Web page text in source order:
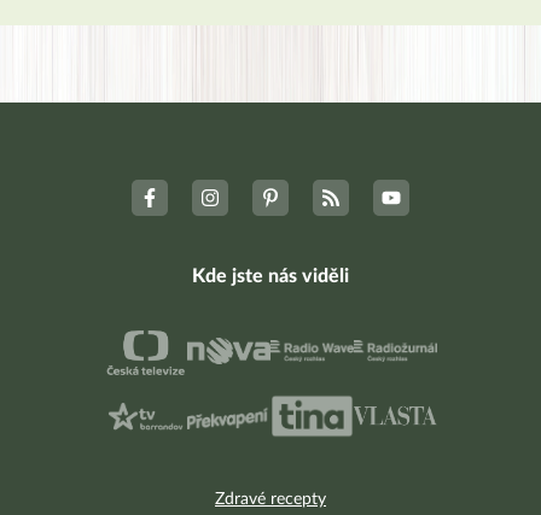
Zdravé recepty
Kde jste nás viděli